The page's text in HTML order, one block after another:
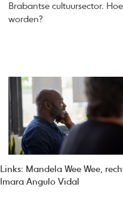
Brabantse cultuursector.
worden?
Links: Mandela Wee Wee,
Imara Angulo Vidal